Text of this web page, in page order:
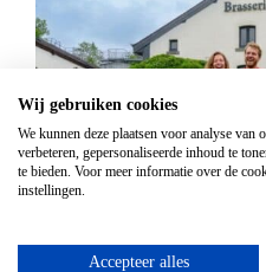
Vanaf€34,95
Wij gebruiken cookies
We kunnen deze plaatsen voor analyse van
verbeteren, gepersonaliseerde inhoud te
te bieden. Voor meer informatie over de
instellingen.
Accepteer alles